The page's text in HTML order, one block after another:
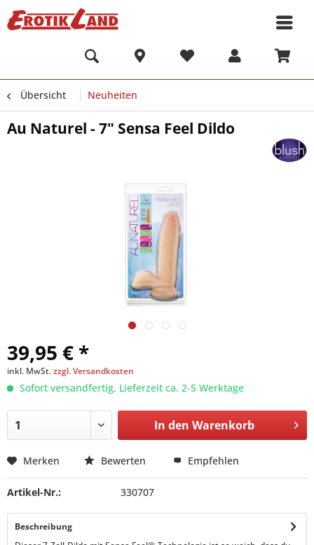
Übersicht Neuheiten
Au Naturel - 7" Sensa Feel Dildo
39,95 € *
inkl. MwSt.zzgl. Versandkosten
Sofort versandfertig, Lieferzeit ca. 2-5 Werktage
In den Warenkorb
Merken Bewerten Empfehlen
Artikel-Nr.: 330707
Beschreibung